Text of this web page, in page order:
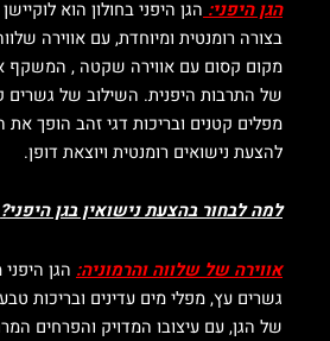
הגן היפני: הגן היפני בחולון הוא
בצורה רומנטית ומיוחדת, עם אווירה
מקום קסום עם אווירה שקטה , המשקף
של התרבות היפנית. השילוב של גשרים
מפלים קטנים ובריכות דגי זהב הופך
להצעת נישואים רומנטית ויוצאת דופן.
למה לבחור בהצעת נישואין בגן היפני?
אווירה של שלווה והרמוניה: הגן
גשרים עץ, מפלי מים עדינים ובריכות
של הגן, עם עיצובו המדויק והפרחים